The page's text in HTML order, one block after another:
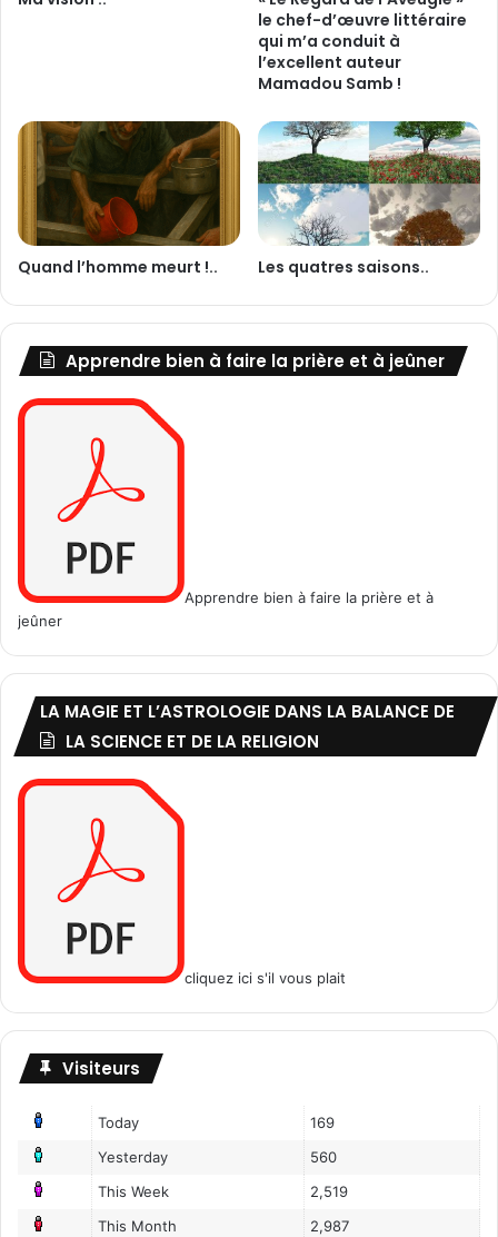
d
n
s
a
m
?
le chef-d’œuvre littéraire
qui m’a conduit à
l’excellent auteur
Mamadou Samb !
Quand l’homme meurt !.. Les quatres saisons..
Apprendre bien à faire la prière et à jeûner
Apprendre bien à faire la prière et à
jeûner
LA MAGIE ET L’ASTROLOGIE DANS LA BALANCE DE
LA SCIENCE ET DE LA RELIGION
cliquez ici s'il vous plait
Visiteurs
Today
169
Yesterday
560
This Week
2,519
This Month
2,987